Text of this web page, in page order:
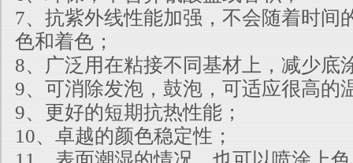
7、抗紫外线性能加强，不会随着时间
色和着色；
8、广泛用在粘接不同基材上，减少底
9、可消除发泡，鼓泡，可适应很高的
9、更好的短期抗热性能；
10、卓越的颜色稳定性；